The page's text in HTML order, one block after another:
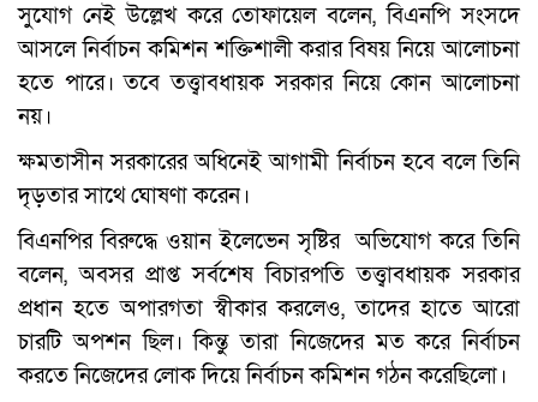
সুযোগ নেই উল্লেখ করে তোফায়েল বলেন, বিএনপি সংসদে
আসলে নির্বাচন কমিশন শক্তিশালী করার বিষয় নিয়ে আলোচনা
হতে পারে। তবে তত্ত্বাবধায়ক সরকার নিয়ে কোন আলোচনা
নয়।
ক্ষমতাসীন সরকারের অধিনেই আগামী নির্বাচন হবে বলে তিনি
দৃড়তার সাথে ঘোষণা করেন।
বিএনপির বিরুদ্ধে ওয়ান ইলেভেন সৃষ্টির অভিযোগ করে তিনি
বলেন, অবসর প্রাপ্ত সর্বশেষ বিচারপতি তত্ত্বাবধায়ক সরকার
প্রধান হতে অপারগতা স্বীকার করলেও, তাদের হাতে আরো
চারটি অপশন ছিল। কিন্তু তারা নিজেদের মত করে নির্বাচন
করতে নিজেদের লোক দিয়ে নির্বাচন কমিশন গঠন করেছিলো।